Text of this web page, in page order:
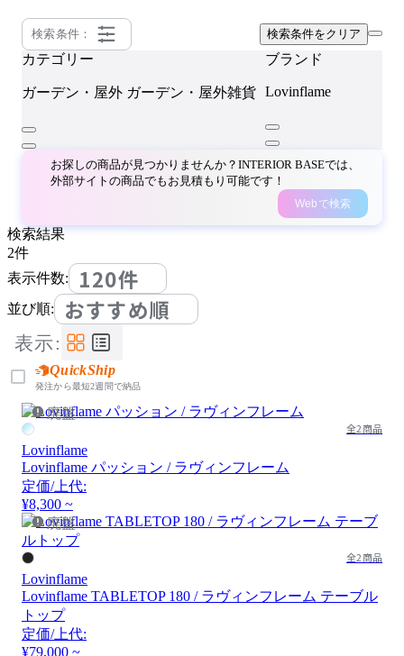
検索条件： 検索条件をクリア
カテゴリー
ガーデン・屋外 ガーデン・屋外雑貨
ブランド
Lovinflame
お探しの商品が見つかりませんか？INTERIOR BASEでは、
外部サイトの商品でもお見積もり可能です！
Webで検索
検索結果
2件
表示件数:
120件
並び順: おすすめ順
表示:
QuickShip
発注から最短2週間で納品
廃盤
全2商品
Lovinflame
Lovinflame パッション / ラヴィンフレーム
定価/上代:
¥8,300 ~
廃盤
全2商品
Lovinflame
Lovinflame TABLETOP 180 / ラヴィンフレーム テーブル
トップ
定価/上代:
¥79,000 ~